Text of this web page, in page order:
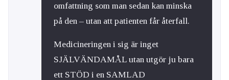
omfattning som man sedan kan minska
på den – utan att patienten får återfall.
Medicineringen i sig är inget
SJÄLVÄNDAMÅL utan utgör ju bara
ett STÖD i en SAMLAD